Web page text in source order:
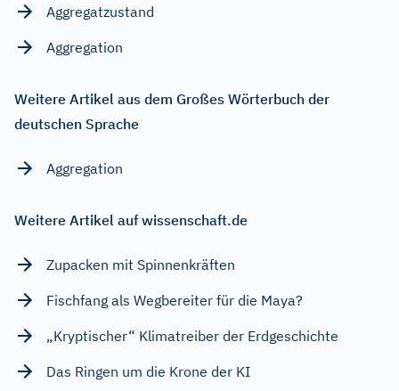
Aggregatzustand
Aggregation
Weitere Artikel aus dem Großes Wörterbuch der
deutschen Sprache
Aggregation
Weitere Artikel auf wissenschaft.de
Zupacken mit Spinnenkräften
Fischfang als Wegbereiter für die Maya?
„Kryptischer“ Klimatreiber der Erdgeschichte
Das Ringen um die Krone der KI